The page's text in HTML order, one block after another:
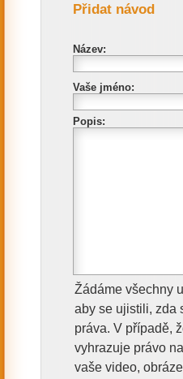
Přidat návod
Název:
Vaše jméno:
Popis:
Žádáme všechny
aby se ujistili, zda
práva. V případě,
vyhrazuje právo
vaše video,